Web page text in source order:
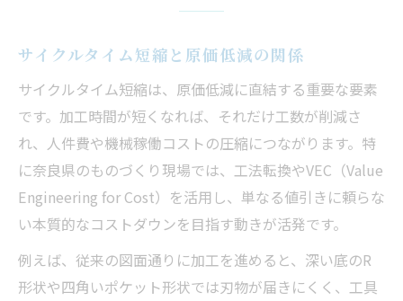
サイクルタイム短縮と原価低減の関係
サイクルタイム短縮は、原価低減に直結する重要な要素
です。加工時間が短くなれば、それだけ工数が削減さ
れ、人件費や機械稼働コストの圧縮につながります。特
に奈良県のものづくり現場では、工法転換やVEC（Value
Engineering for Cost）を活用し、単なる値引きに頼らな
い本質的なコストダウンを目指す動きが活発です。
例えば、従来の図面通りに加工を進めると、深い底のR
形状や四角いポケット形状では刃物が届きにくく、工具